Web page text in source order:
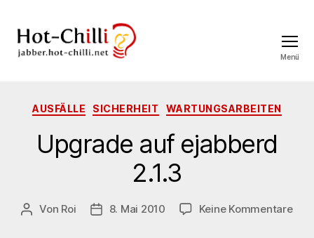
Menü
Kategorien
AUSFÄLLE SICHERHEIT WARTUNGSARBEITEN
Upgrade auf ejabberd
2.1.3
Beitragsautor
Von Roi Veröffentlichungsdatum
8. Mai 2010 Keine Kommentarezu